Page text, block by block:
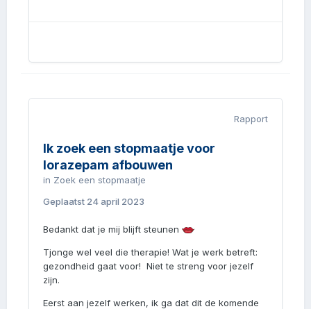
Rapport
Ik zoek een stopmaatje voor
lorazepam afbouwen
in Zoek een stopmaatje
Geplaatst 24 april 2023
Bedankt dat je mij blijft steunen
Tjonge wel veel die therapie! Wat je werk betreft:
gezondheid gaat voor! Niet te streng voor jezelf
zijn.
Eerst aan jezelf werken, ik ga dat dit de komende